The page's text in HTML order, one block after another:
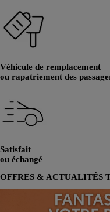
Véhicule de remplacement
ou rapatriement des
Satisfait
ou échangé
OFFRES & ACTUALITÉS